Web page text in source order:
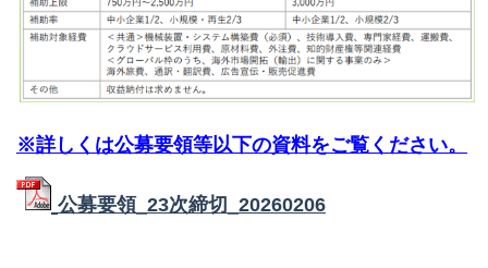
※詳しくは公募要領等以下の資料をご覧ください。
公募要領_23次締切_20260206